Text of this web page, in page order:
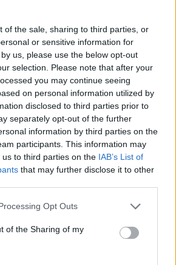
of the sale, sharing to third parties, or
or sensitive information for
us, please use the below opt-out
selection. Please note that after your
you may continue seeing
on personal information utilized by
disclosed to third parties prior to
separately opt-out of the further
information by third parties on the
participants. This information may
to third parties on the IAB’s List of
that may further disclose it to other
Opt Outs
of the Sharing of my
véletlenül se maradj le
Hill 2 és az Until Dawn
Plus játékkatalógusába
polcon landolt az xboxos
Requiem eladásai alapján